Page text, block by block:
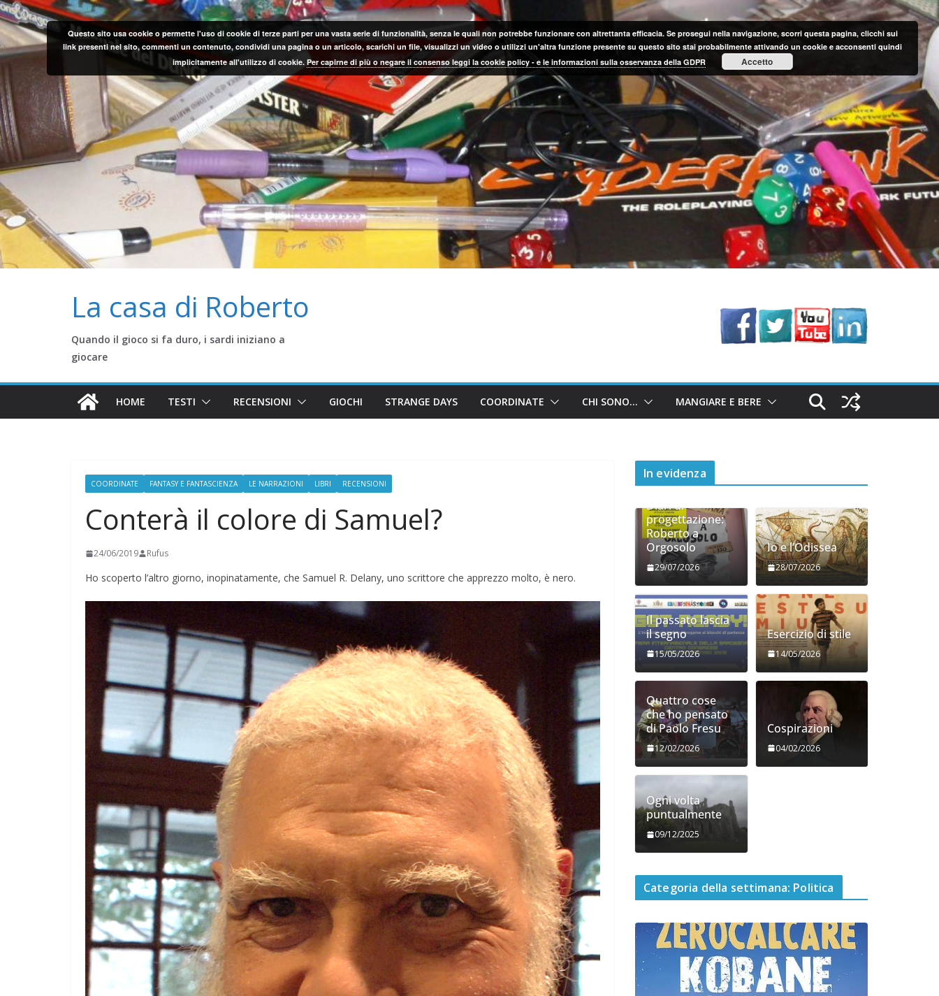
Salta
al
contenuto
La casa di Roberto
Quando il gioco si fa duro, i sardi iniziano a
giocare
HOME TESTI RECENSIONI GIOCHI STRANGE DAYS COORDINATE CHI SONO… MANGIARE E BERE
COORDINATE FANTASY E FANTASCIENZA LE NARRAZIONI LIBRI RECENSIONI
Conterà il colore di Samuel?
24/06/2019 Rufus
Ho scoperto l’altro giorno, inopinatamente, che Samuel R. Delany, uno scrittore che apprezzo molto, è nero.
In evidenza
Diari di
progettazione:
Roberto a
Orgosolo
29/07/2026
Io e l’Odissea
28/07/2026
Il passato lascia
il segno
15/05/2026
Esercizio di stile
14/05/2026
Quattro cose
che ho pensato
di Paolo Fresu
12/02/2026
Cospirazioni
04/02/2026
Ogni volta
puntualmente
09/12/2025
Categoria della settimana: Politica
COORDINATE IL PENSIERO
OPINIONI
POLITICA
TESTI
Questo sito usa cookie o permette l'uso di cookie di terze parti per una vasta serie di funzionalità, senza le quali non potrebbe funzionare con altrettanta efficacia. Se prosegui nella navigazione, scorri questa pagina, clicchi sui
link presenti nel sito, commenti un contenuto, condividi una pagina o un articolo, scarichi un file, visualizzi un video o utilizzi un'altra funzione presente su questo sito stai probabilmente attivando un cookie e acconsenti quindi
implicitamente all'utilizzo di cookie. Per capirne di più o negare il consenso leggi la cookie policy - e le informazioni sulla osservanza della GDPR Accetto